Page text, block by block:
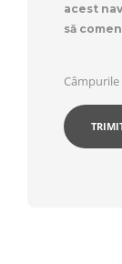
acest
să